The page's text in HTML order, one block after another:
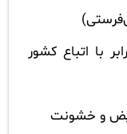
با اتباع کشور
و خشونت